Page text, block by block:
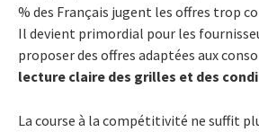
% des Français jugent les offres trop
Il devient primordial pour les
proposer des offres adaptées aux
lecture claire des grilles et des
La course à la compétitivité ne suffit